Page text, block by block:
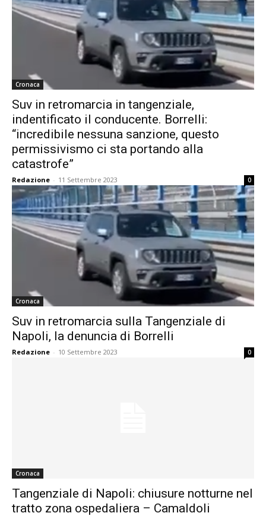
Cronaca
Suv in retromarcia in tangenziale,
indentificato il conducente. Borrelli:
“incredibile nessuna sanzione, questo
permissivismo ci sta portando alla
catastrofe”
Redazione - 11 Settembre 2023 0
Cronaca
Suv in retromarcia sulla Tangenziale di
Napoli, la denuncia di Borrelli
Redazione - 10 Settembre 2023 0
Cronaca
Tangenziale di Napoli: chiusure notturne nel
tratto zona ospedaliera – Camaldoli